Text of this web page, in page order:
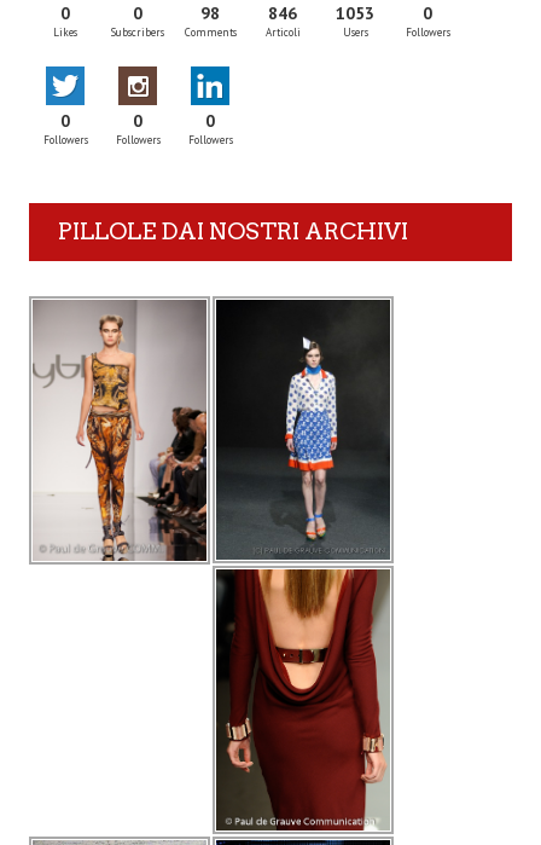
0
Likes
0
Subscribers
98
Comments
846
Articoli
1053
Users
0
Followers
0
Followers
0
Followers
0
Followers
PILLOLE DAI NOSTRI ARCHIVI